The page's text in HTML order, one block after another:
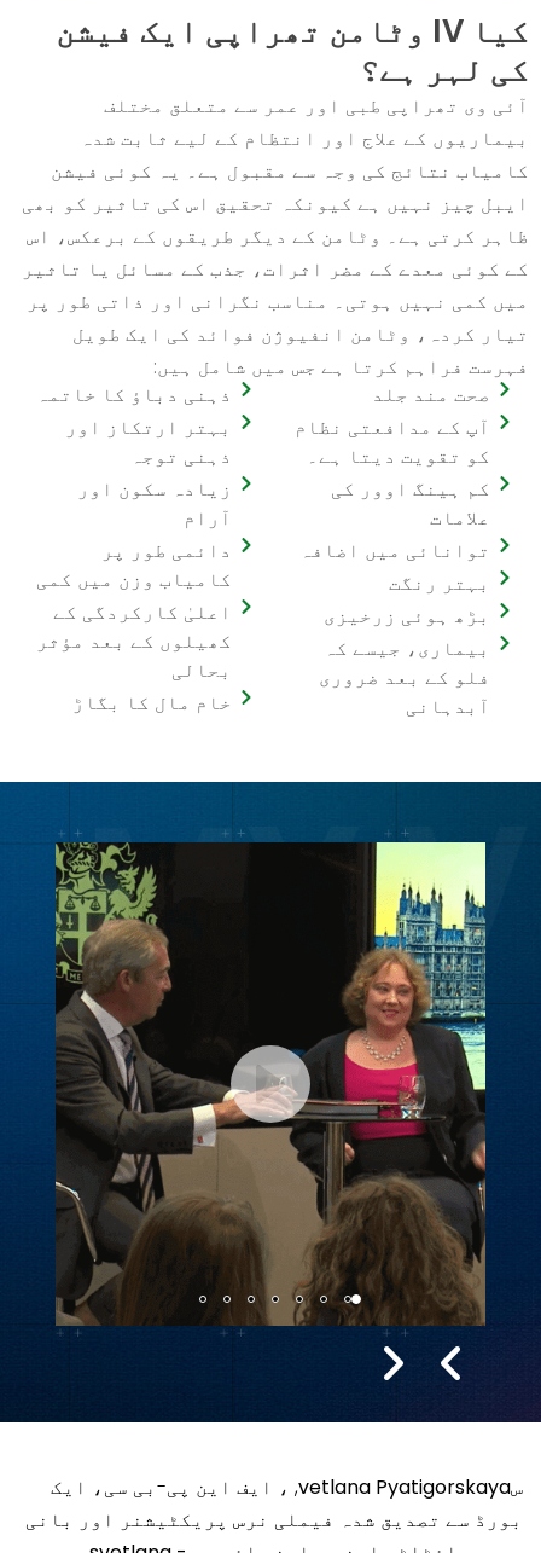
کیا IV وٹامن تھراپی ایک فیشن
کی لہر ہے؟
آئی وی تھراپی طبی اور عمر سے متعلق مختلف
بیماریوں کے علاج اور انتظام کے لیے ثابت شدہ
کامیاب نتائج کی وجہ سے مقبول ہے۔ یہ کوئی فیشن
ایبل چیز نہیں ہے کیونکہ تحقیق اس کی تاثیر کو بھی
ظاہر کرتی ہے۔ وٹامن کے دیگر طریقوں کے برعکس، اس
کے کوئی معدے کے مضر اثرات، جذب کے مسائل یا تاثیر
میں کمی نہیں ہوتی۔ مناسب نگرانی اور ذاتی طور پر
تیار کردہ، وٹامن انفیوژن فوائد کی ایک طویل
فہرست فراہم کرتا ہے جس میں شامل ہیں:
صحت مند جلد
آپ کے مدافعتی نظام
کو تقویت دیتا ہے۔
کم ہینگ اوور کی
علامات
توانائی میں اضافہ
بہتر رنگت
بڑھ ہوئی زرخیزی
بیماری، جیسے کہ
فلو کے بعد ضروری
آبدہانی
ذہنی دباؤ کا خاتمہ
بہتر ارتکاز اور
ذہنی توجہ
زیادہ سکون اور
آرام
دائمی طور پر
کامیاب وزن میں کمی
اعلیٰ کارکردگی کے
کھیلوں کے بعد مؤثر
بحالی
خام مال کا بگاڑ
سvetlana Pyatigorskaya
, ، ایف این پی-بی سی، ایک
بورڈ سے تصدیق شدہ فیملی نرس پریکٹیشنر اور بانی